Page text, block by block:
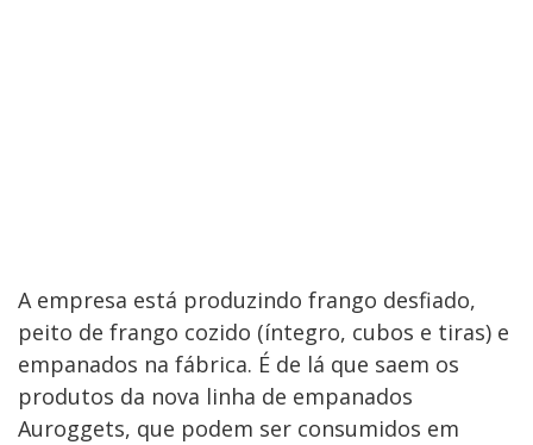
A empresa está produzindo frango desfiado,
peito de frango cozido (íntegro, cubos e tiras) e
empanados na fábrica. É de lá que saem os
produtos da nova linha de empanados
Auroggets, que podem ser consumidos em